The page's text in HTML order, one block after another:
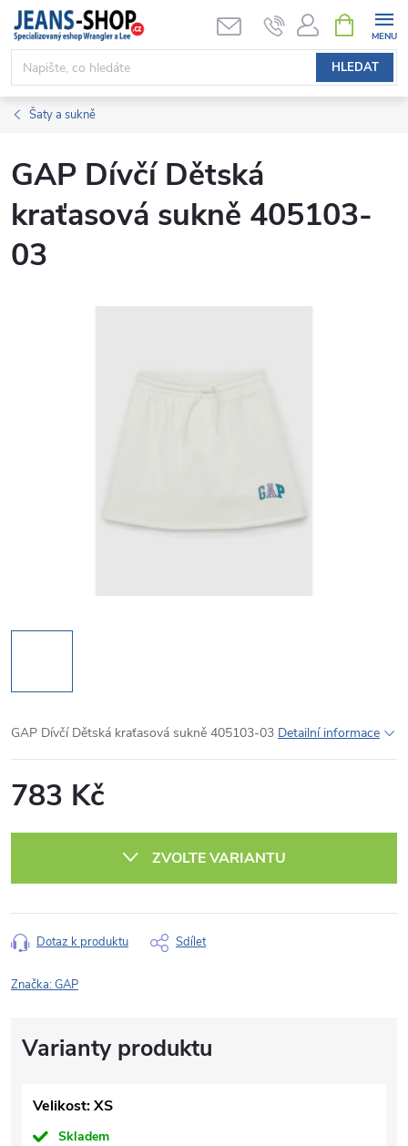
Přejít
obsah
HLEDAT
NÁKUPNÍ
KOŠÍK
Šaty a sukně
GAP Dívčí Dětská
kraťasová sukně 405103-
03
GAP Dívčí Dětská kraťasová sukně 405103-03 Detailní informace
783 Kč
ZVOLTE VARIANTU
Dotaz k produktu Sdílet
Značka:GAP
Velikost: XS
Skladem